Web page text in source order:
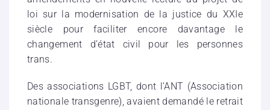
loi sur la modernisation de la justice du XXIe
siècle pour faciliter encore davantage le
changement d’état civil pour les personnes
trans.
Des associations LGBT, dont l’ANT (Association
nationale transgenre), avaient demandé le retrait